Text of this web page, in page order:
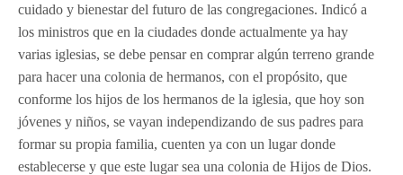
cuidado y bienestar del futuro de las congregaciones. Indicó a
los ministros que en la ciudades donde actualmente ya hay
varias iglesias, se debe pensar en comprar algún terreno grande
para hacer una colonia de hermanos, con el propósito, que
conforme los hijos de los hermanos de la iglesia, que hoy son
jóvenes y niños, se vayan independizando de sus padres para
formar su propia familia, cuenten ya con un lugar donde
establecerse y que este lugar sea una colonia de Hijos de Dios.